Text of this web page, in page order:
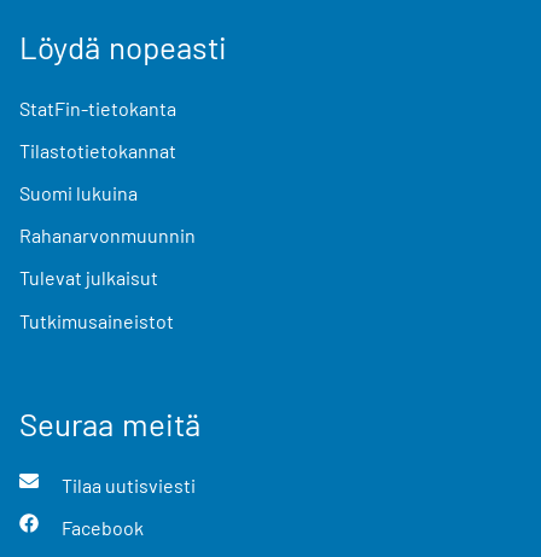
Löydä nopeasti
StatFin-tietokanta
Tilastotietokannat
Suomi lukuina
Rahanarvonmuunnin
Tulevat julkaisut
Tutkimusaineistot
Seuraa meitä
Tilaa uutisviesti
Facebook